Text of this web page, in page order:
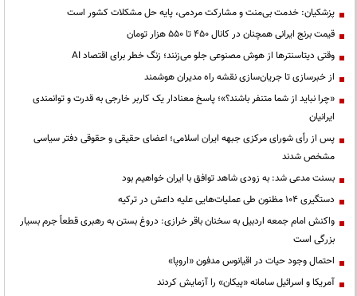
پزشکیان: خدمت بی‌منت و مشارکت مردمی، پایه حل مشکلات کشور است
قیمت‌ برنج ایرانی همچنان در کانال ۴۵۰ تا ۵۵۰ هزار تومان
وقتی دیتاسنترها از هوش مصنوعی جلو می‌زنند؛ زنگ خطر برای اقتصاد AI
از خبرسازی تا جریان‌سازی نقشه راه مدیران هوشمند
«چرا نباید از شما متنفر باشند؟»؛ پاسخ معنادار یک کاربر خارجی به قدرت و توانمندی
ایرانیان
پس از رأی شورای مرکزی جبهه ایران اسلامی؛ اعضای حقیقی و حقوقی دفتر سیاسی
مشخص شدند
بسنت مدعی شد: به زودی شاهد توافق با ایران خواهیم بود
دستگیری ۱۰۴ مظنون طی عملیات‌هایی علیه داعش در ترکیه
واکنش امام جمعه اردبیل به سخنان باقر خرازی: دروغ بستن به رهبری قطعاً جرم بسیار
بزرگی است
احتمال وجود حیات در اقیانوس مدفون «اروپا»
آمریکا و اسرائیل سامانه «پیکان» را آزمایش کردند